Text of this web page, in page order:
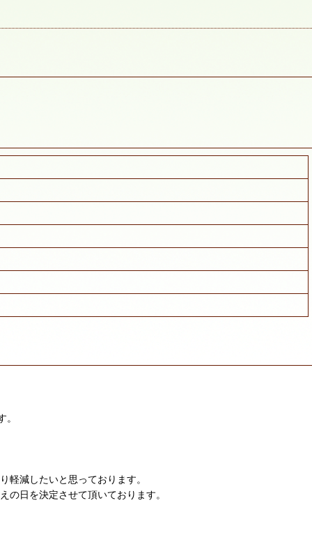
減したいと思っております。
日を決定させて頂いております。